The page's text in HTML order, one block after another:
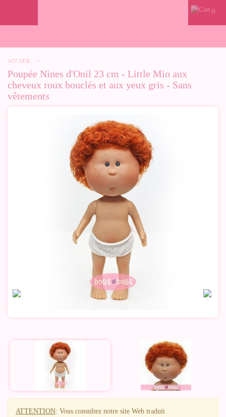
0
ACCUEIL >
Poupée Nines d'Onil 23 cm - Little Mio aux
cheveux roux bouclés et aux yeux gris - Sans
vêtements
ATTENTION: Vous consultez notre site Web traduit